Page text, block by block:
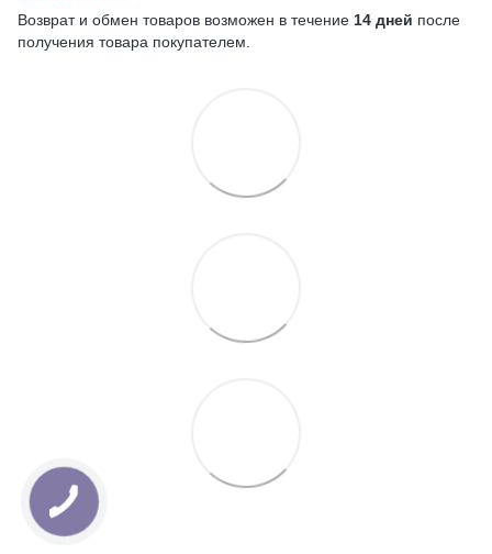
Возврат и обмен товаров возможен в течение 14 дней после
получения товара покупателем.